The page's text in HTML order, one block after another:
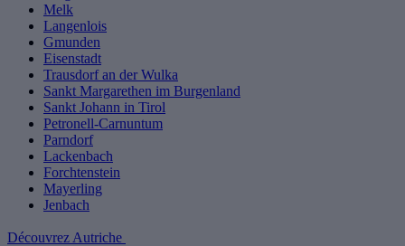
Melk
Langenlois
Gmunden
Eisenstadt
Trausdorf an der Wulka
Sankt Margarethen im Burgenland
Sankt Johann in Tirol
Petronell-Carnuntum
Parndorf
Lackenbach
Forchtenstein
Mayerling
Jenbach
Découvrez Autriche